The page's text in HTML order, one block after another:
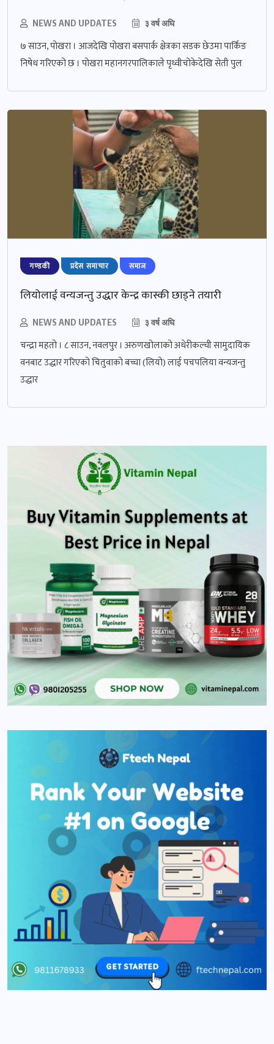
NEWS AND UPDATES ३ वर्ष अघि
७ साउन, पोखरा । आजदेखि पोखरा बसपार्क क्षेत्रका सडक छेउमा पार्किङ
निषेध गरिएको छ । पोखरा महानगरपालिकाले पृथ्वीचोकेदेखि सेती पुल
गण्डकी प्रदेस समाचार समाज
लियोलाई वन्यजन्तु उद्धार केन्द्र कास्की छाड्ने तयारी
NEWS AND UPDATES ३ वर्ष अघि
चन्द्रा महतो । ८ साउन, नवलपुर । अरुणखोलाको अधेरीकल्ची सामुदायिक
वनबाट उद्धार गरिएको चितुवाको बच्चा (लियो) लाई पचपलिया वन्यजन्तु
उद्धार